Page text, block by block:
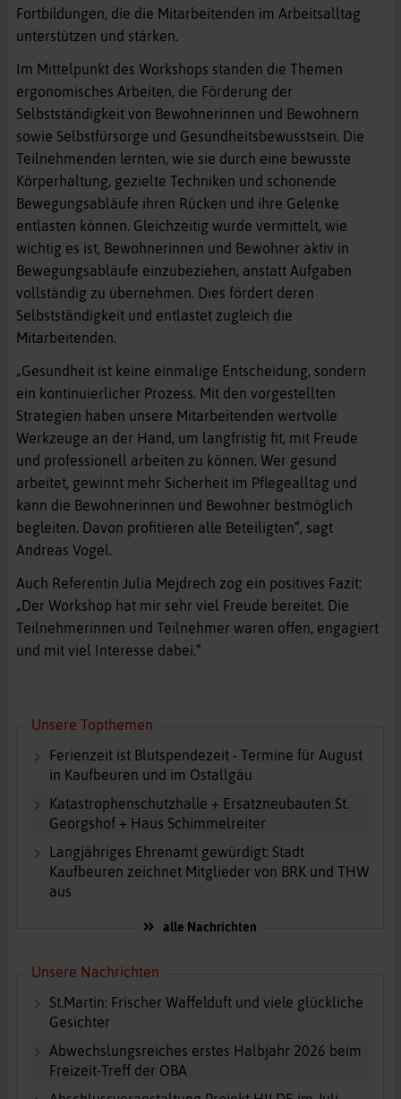
Fortbildungen, die die Mitarbeitenden im Arbeitsalltag
unterstützen und stärken.
Im Mittelpunkt des Workshops standen die Themen
ergonomisches Arbeiten, die Förderung der
Selbstständigkeit von Bewohnerinnen und Bewohnern
sowie Selbstfürsorge und Gesundheitsbewusstsein. Die
Teilnehmenden lernten, wie sie durch eine bewusste
Körperhaltung, gezielte Techniken und schonende
Bewegungsabläufe ihren Rücken und ihre Gelenke
entlasten können. Gleichzeitig wurde vermittelt, wie
wichtig es ist, Bewohnerinnen und Bewohner aktiv in
Bewegungsabläufe einzubeziehen, anstatt Aufgaben
vollständig zu übernehmen. Dies fördert deren
Selbstständigkeit und entlastet zugleich die
Mitarbeitenden.
„Gesundheit ist keine einmalige Entscheidung, sondern
ein kontinuierlicher Prozess. Mit den vorgestellten
Strategien haben unsere Mitarbeitenden wertvolle
Werkzeuge an der Hand, um langfristig fit, mit Freude
und professionell arbeiten zu können. Wer gesund
arbeitet, gewinnt mehr Sicherheit im Pflegealltag und
kann die Bewohnerinnen und Bewohner bestmöglich
begleiten. Davon profitieren alle Beteiligten“, sagt
Andreas Vogel.
Auch Referentin Julia Mejdrech zog ein positives Fazit:
„Der Workshop hat mir sehr viel Freude bereitet. Die
Teilnehmerinnen und Teilnehmer waren offen, engagiert
und mit viel Interesse dabei.“
Unsere Topthemen
Ferienzeit ist Blutspendezeit - Termine für August
in Kaufbeuren und im Ostallgäu
Katastrophenschutzhalle + Ersatzneubauten St.
Georgshof + Haus Schimmelreiter
Langjähriges Ehrenamt gewürdigt: Stadt
Kaufbeuren zeichnet Mitglieder von BRK und THW
aus
alle Nachrichten
Unsere Nachrichten
St.Martin: Frischer Waffelduft und viele glückliche
Gesichter
Abwechslungsreiches erstes Halbjahr 2026 beim
Freizeit-Treff der OBA